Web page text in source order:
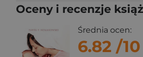
Oceny i recenzje
Średnia ocen:
6.82 /10